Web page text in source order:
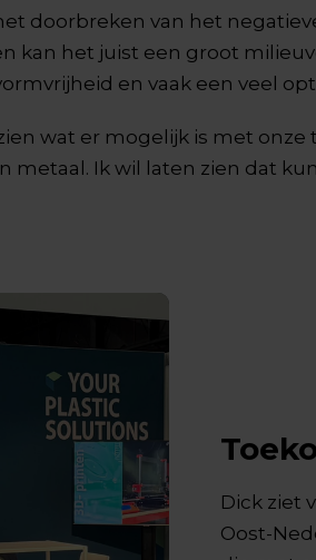
doorbreken van het
kan het juist een groot
en vaak een veel
wat er mogelijk is met
metaal. Ik wil laten zien dat
Dick ziet
Oost-